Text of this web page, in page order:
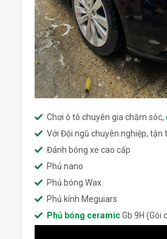
Chơi ô tô chuyên gia chăm sóc,
Với Đội ngũ chuyên nghiệp, tận
Đánh bóng xe cao cấp
Phủ nano
Phủ bóng Wax
Phủ kính Meguiars
Phủ bóng ceramicGb 9H (Gói